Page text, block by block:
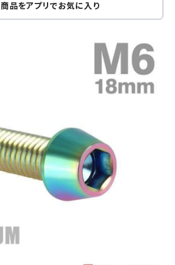
商品をアプリでお気に入り